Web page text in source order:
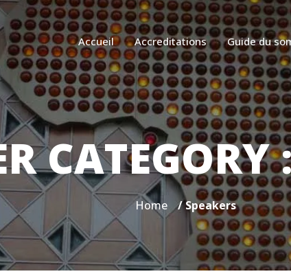
Accueil Accreditations Guide du
Home / Speakers